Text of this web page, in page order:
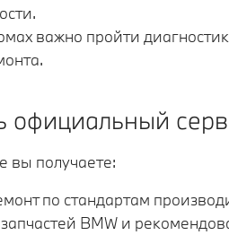
важно пройти
официальный
вы получаете:
по стандартам
BMW и